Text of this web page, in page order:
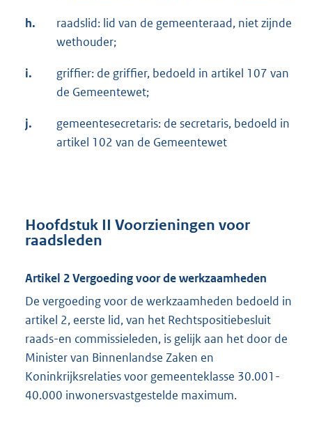
h.
raadslid: lid van de gemeenteraad, niet zijnde
wethouder;
i.
griffier: de griffier, bedoeld in artikel 107 van
de Gemeentewet;
j.
gemeentesecretaris: de secretaris, bedoeld in
artikel 102 van de Gemeentewet
Hoofdstuk II Voorzieningen voor
raadsleden
Artikel 2 Vergoeding voor de werkzaamheden
De vergoeding voor de werkzaamheden bedoeld in
artikel 2, eerste lid, van het Rechtspositiebesluit
raads-en commissieleden, is gelijk aan het door de
Minister van Binnenlandse Zaken en
Koninkrijksrelaties voor gemeenteklasse 30.001-
40.000 inwonersvastgestelde maximum.